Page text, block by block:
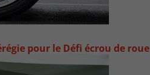
pour le Défi écrou de roue